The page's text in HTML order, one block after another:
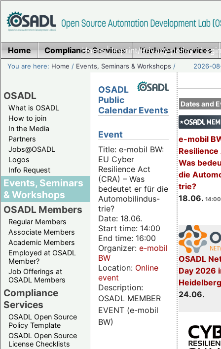
Home|Imprint/Privacy policy|
Home Compliance Services Technical Services
You are here: Home / Events, Seminars & Workshops / 2026-
OSADL
What is OSADL
How to join
In the Media
Partners
Jobs@OSADL
Logos
Info Request
Events, Seminars
& Workshops
OSADL Members
Regular Members
Associate Members
Academic Members
Employed at OSADL
Member?
Job Offerings at
OSADL Members
Compliance
Services
OSADL Open Source
Policy Template
OSADL Open Source
License Checklists
Dates and
e-mobil
Resilience
Was
die
trie?
18.06.
OSADL
Day 2026
24.06.
OSADL
Public
Calendar Events
Event
Title: e-mobil BW:
EU Cyber
Resilience Act
(CRA) – Was
bedeutet er für die
Automobilindus-
trie?
Date: 18.06.
Start time: 14:00
End time: 16:00
Organizer: e-mobil
BW
Location: Online
event
Description:
OSADL MEMBER
EVENT (e-mobil
BW)